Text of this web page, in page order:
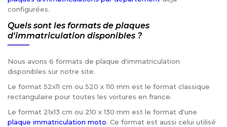
configurées.
Quels sont les formats de plaques
d'immatriculation disponibles ?
Nous avons 6 formats de plaque d'immatriculation
disponibles sur notre site.
Le format 52x11 cm ou 520 x 110 mm est le format classique
rectangulaire pour toutes les voitures en france.
Le format 21x13 cm ou 210 x 130 mm est le format d'une
plaque immatriculation moto. Ce format est aussi celui utilisé